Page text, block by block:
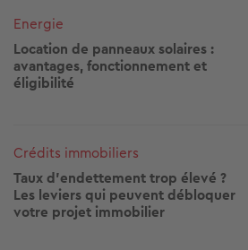
Energie
Location de panneaux solaires :
avantages, fonctionnement et
éligibilité
Crédits immobiliers
Taux d’endettement trop élevé ?
Les leviers qui peuvent débloquer
votre projet immobilier